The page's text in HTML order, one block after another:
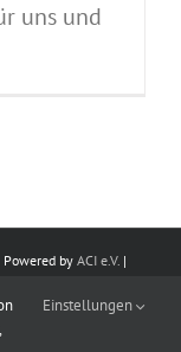
uns und
by ACI e.V. |
Einstellungen